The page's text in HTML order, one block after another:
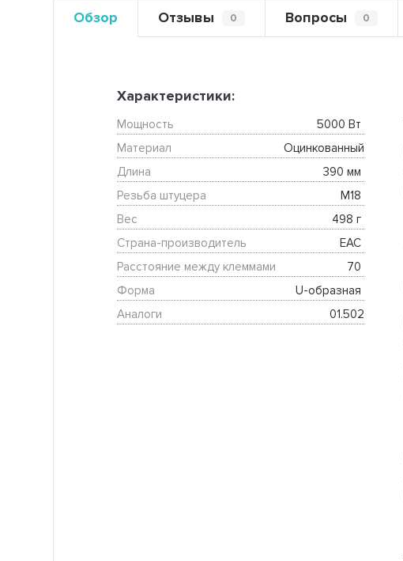
Обзор Отзывы 0 Вопросы 0
Характеристики:
Мощность
5000 Вт
Материал
Оцинкованный
Длина
390 мм
Резьба штуцера
М18
Вес
498 г
Страна-производитель
EAC
Расстояние между клеммами
70
Форма
U-образная
Аналоги
01.502